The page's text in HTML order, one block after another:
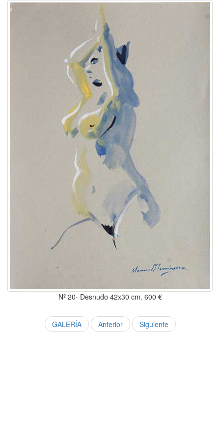
Nº 20- Desnudo 42x30 cm. 600 €
GALERÍA Anterior Siguiente